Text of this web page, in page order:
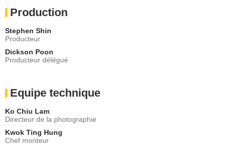
Production
Stephen Shin
Producteur
Dickson Poon
Producteur délégué
Equipe technique
Ko Chiu Lam
Directeur de la photographie
Kwok Ting Hung
Chef monteur